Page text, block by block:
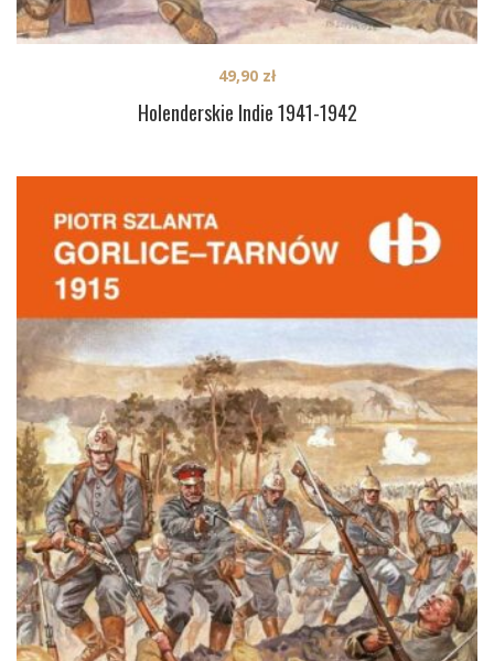
Holenderskie Indie 1941-1942
49,90 zł